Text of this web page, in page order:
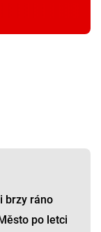
brzy ráno
po letci